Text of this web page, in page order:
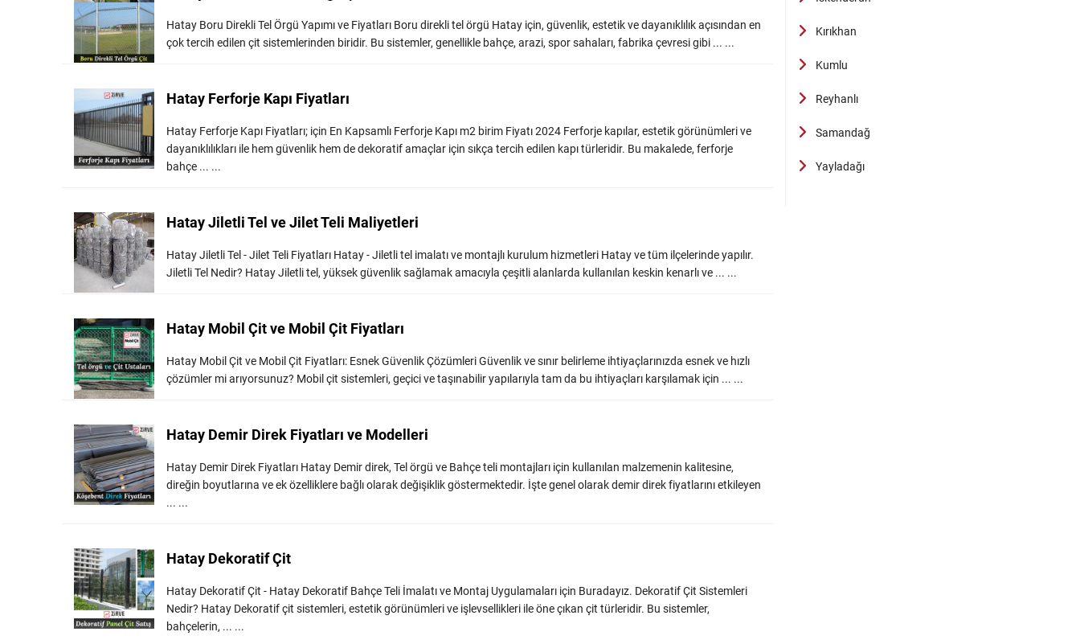
Hatay Boru Direkli Tel Örgü Yapımı ve Fiyatları Boru direkli tel örgü Hatay için, güvenlik, estetik ve dayanıklılık açısından en
çok tercih edilen çit sistemlerinden biridir. Bu sistemler, genellikle bahçe, arazi, spor sahaları, fabrika çevresi gibi ... ...
Hatay Ferforje Kapı Fiyatları
Hatay Ferforje Kapı Fiyatları; için En Kapsamlı Ferforje Kapı m2 birim Fiyatı 2024 Ferforje kapılar, estetik görünümleri ve
dayanıklılıkları ile hem güvenlik hem de dekoratif amaçlar için sıkça tercih edilen kapı türleridir. Bu makalede, ferforje
bahçe ... ...
Hatay Jiletli Tel ve Jilet Teli Maliyetleri
Hatay Jiletli Tel - Jilet Teli Fiyatları Hatay - Jiletli tel imalatı ve montajlı kurulum hizmetleri Hatay ve tüm ilçelerinde yapılır.
Jiletli Tel Nedir? Hatay Jiletli tel, yüksek güvenlik sağlamak amacıyla çeşitli alanlarda kullanılan keskin kenarlı ve ... ...
Hatay Mobil Çit ve Mobil Çit Fiyatları
Hatay Mobil Çit ve Mobil Çit Fiyatları: Esnek Güvenlik Çözümleri Güvenlik ve sınır belirleme ihtiyaçlarınızda esnek ve hızlı
çözümler mi arıyorsunuz? Mobil çit sistemleri, geçici ve taşınabilir yapılarıyla tam da bu ihtiyaçları karşılamak için ... ...
Hatay Demir Direk Fiyatları ve Modelleri
Hatay Demir Direk Fiyatları Hatay Demir direk, Tel örgü ve Bahçe teli montajları için kullanılan malzemenin kalitesine,
direğin boyutlarına ve ek özelliklere bağlı olarak değişiklik göstermektedir. İşte genel olarak demir direk fiyatlarını etkileyen
... ...
Hatay Dekoratif Çit
Hatay Dekoratif Çit - Hatay Dekoratif Bahçe Teli İmalatı ve Montaj Uygulamaları için Buradayız. Dekoratif Çit Sistemleri
Nedir? Hatay Dekoratif çit sistemleri, estetik görünümleri ve işlevsellikleri ile öne çıkan çit türleridir. Bu sistemler,
bahçelerin, ... ...
Kırıkhan
Kumlu
Reyhanlı
Samandağ
Yayladağı